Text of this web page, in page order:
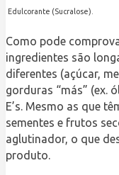
Edulcorante (Sucralose).
Como pode
ingredientes são
diferentes (açúcar,
gorduras “más” (ex.
E’s. Mesmo as que
sementes e frutos
aglutinador, o que
produto.